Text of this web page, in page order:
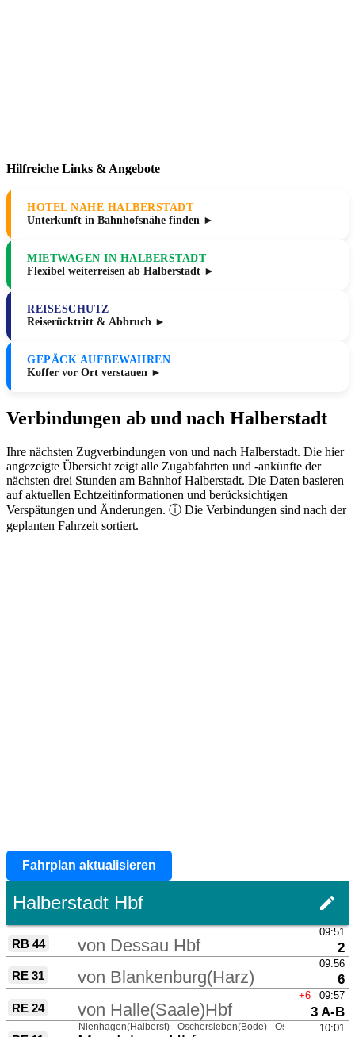
Hilfreiche Links & Angebote
HOTEL NAHE HALBERSTADT
Unterkunft in Bahnhofsnähe finden ►
MIETWAGEN IN HALBERSTADT
Flexibel weiterreisen ab Halberstadt ►
REISESCHUTZ
Reiserücktritt & Abbruch ►
GEPÄCK AUFBEWAHREN
Koffer vor Ort verstauen ►
Verbindungen ab und nach Halberstadt
Ihre nächsten Zugverbindungen von und nach Halberstadt. Die hier
angezeigte Übersicht zeigt alle Zugabfahrten und -ankünfte der
nächsten drei Stunden am Bahnhof Halberstadt. Die Daten basieren
auf aktuellen Echtzeitinformationen und berücksichtigen
Verspätungen und Änderungen. ⓘ Die Verbindungen sind nach der
geplanten Fahrzeit sortiert.
Fahrplan aktualisieren